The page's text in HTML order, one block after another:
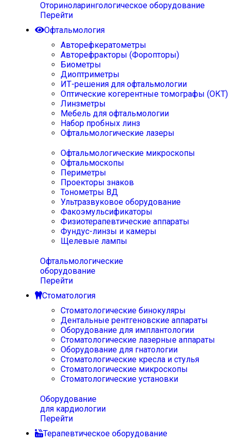
Оториноларингологическое оборудование
Перейти
Офтальмология
Авторефкератометры
Авторефракторы (Форопторы)
Биометры
Диоптриметры
ИТ-решения для офтальмологии
Оптические когерентные томографы (ОКТ)
Линзметры
Мебель для офтальмологии
Набор пробных линз
Офтальмологические лазеры
Офтальмологические микроскопы
Офтальмоскопы
Периметры
Проекторы знаков
Тонометры ВД
Ультразвуковое оборудование
Факоэмульсификаторы
Физиотерапевтические аппараты
Фундус-линзы и камеры
Щелевые лампы
Офтальмологические
оборудование
Перейти
Стоматология
Стоматологические бинокуляры
Дентальные рентгеновские аппараты
Оборудование для имплантологии
Стоматологические лазерные аппараты
Оборудование для гнатологии
Стоматологические кресла и стулья
Стоматологические микроскопы
Стоматологические установки
Оборудование
для кардиологии
Перейти
Терапевтическое оборудование